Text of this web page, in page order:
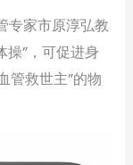
专家市原淳弘教
操”，可促进身
管救世主”的物